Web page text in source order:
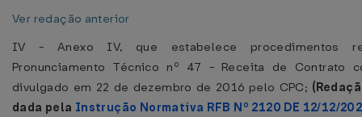
Ver redação anterior
IV - Anexo IV, que estabelece procedimentos
Pronunciamento Técnico nº 47 - Receita de Contrato
divulgado em 22 de dezembro de 2016 pelo CPC;
dada pela Instrução Normativa RFB Nº 2120 DE 12/12/